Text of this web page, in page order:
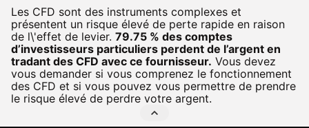
Les CFD sont des instruments complexes et
présentent un risque élevé de perte rapide en raison
de l\'effet de levier. 79.75 % des comptes
d’investisseurs particuliers perdent de l’argent en
tradant des CFD avec ce fournisseur. Vous devez
vous demander si vous comprenez le fonctionnement
des CFD et si vous pouvez vous permettre de prendre
le risque élevé de perdre votre argent.